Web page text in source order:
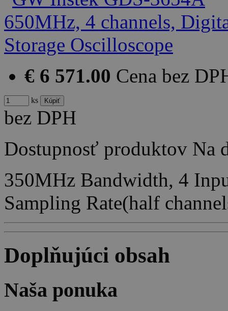
€ 6 571.00 Cena bez
ks
bez DPH
Dostupnosť produktov Na
350MHz Bandwidth, 4
Sampling Rate(half
Doplňujúci obsah
Naša ponuka